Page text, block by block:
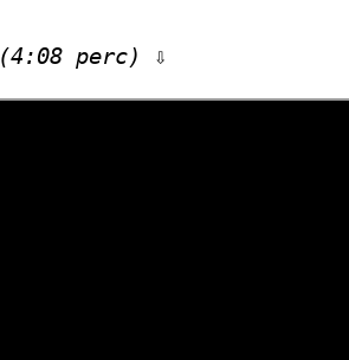
(4:08 perc) ⇩